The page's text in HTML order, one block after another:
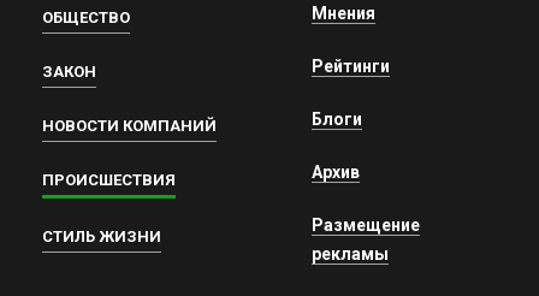
ОБЩЕСТВО
ЗАКОН
НОВОСТИ КОМПАНИЙ
ПРОИСШЕСТВИЯ
СТИЛЬ ЖИЗНИ
Мнения
Рейтинги
Блоги
Архив
Размещение
рекламы